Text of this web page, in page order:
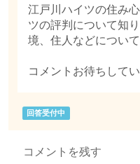
江戸川ハイツの住み
ツの評判について知
境、住人などについ
コメントお待ちしてい
回答受付中
コメントを残す